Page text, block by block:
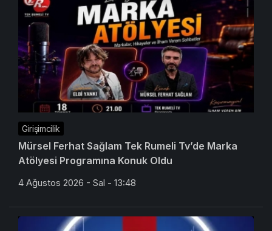
Girişimcilik
Mürsel Ferhat Sağlam Tek Rumeli Tv’de Marka
Atölyesi Programına Konuk Oldu
4 Ağustos 2026 - Sal - 13:48